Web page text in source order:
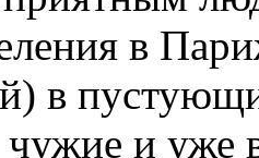
в
в
и уже